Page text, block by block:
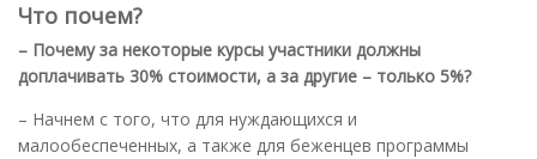
Что почем?
– Почему за некоторые курсы участники должны
доплачивать 30% стоимости, а за другие – только 5%?
– Начнем с того, что для нуждающихся и
малообеспеченных, а также для беженцев программы